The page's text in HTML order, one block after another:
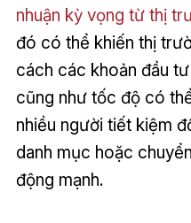
nhuận kỳ vọng từ thị
đó có thể khiến thị
cách các khoản đầu
cũng như tốc độ có
nhiều người tiết kiệm
danh mục hoặc
động mạnh.